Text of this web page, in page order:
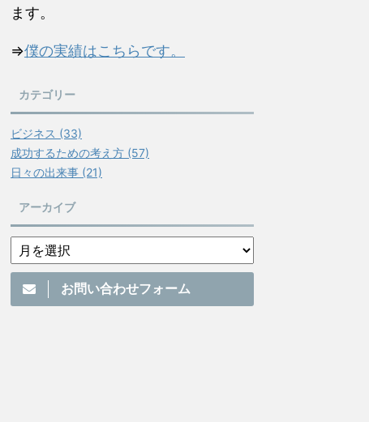
ます。
⇒僕の実績はこちらです。
カテゴリー
ビジネス (33)
成功するための考え方 (57)
日々の出来事 (21)
アーカイブ
お問い合わせフォーム